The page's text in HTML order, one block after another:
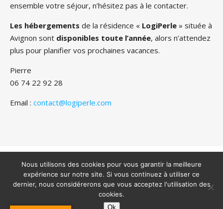
ensemble votre séjour, n’hésitez pas à le contacter.
Les hébergements de la résidence « LogiPerle » située à
Avignon sont disponibles toute l’année, alors n’attendez
plus pour planifier vos prochaines vacances.
Pierre
06 74 22 92 28
Email : contact@logiperle.com
Copyright 2022 - Tous droits réservés - Logiperle -Mentions
légales
Nous utilisons des cookies pour vous garantir la meilleure
expérience sur notre site. Si vous continuez à utiliser ce
dernier, nous considérerons que vous acceptez l'utilisation des
cookies.
Ok